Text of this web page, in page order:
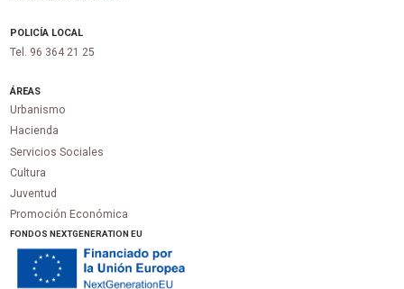
POLICÍA LOCAL
Tel. 96 364 21 25
ÁREAS
Urbanismo
Hacienda
Servicios Sociales
Cultura
Juventud
Promoción Económica
FONDOS NEXTGENERATION EU